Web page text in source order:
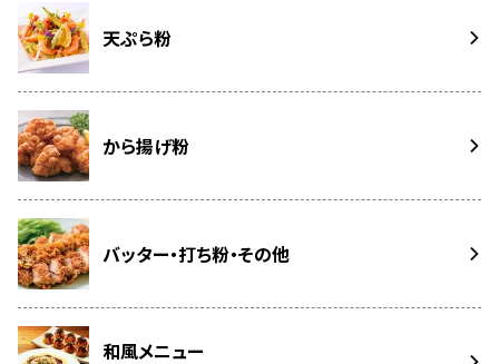
天ぷら粉
から揚げ粉
バッター・打ち粉・その他
和風メニュー